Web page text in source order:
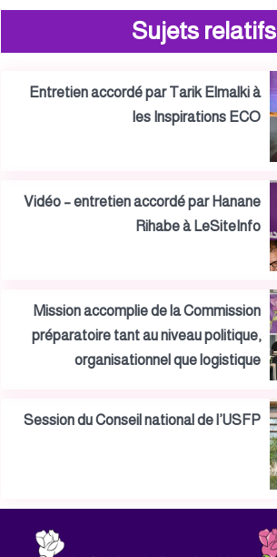
Sujets relatifs
Entretien accordé par Tarik Elmalki à
les Inspirations ECO
Vidéo – entretien accordé par Hanane
Rihabe à LeSiteInfo
Mission accomplie de la Commission
préparatoire tant au niveau politique,
organisationnel que logistique
Session du Conseil national de l’USFP